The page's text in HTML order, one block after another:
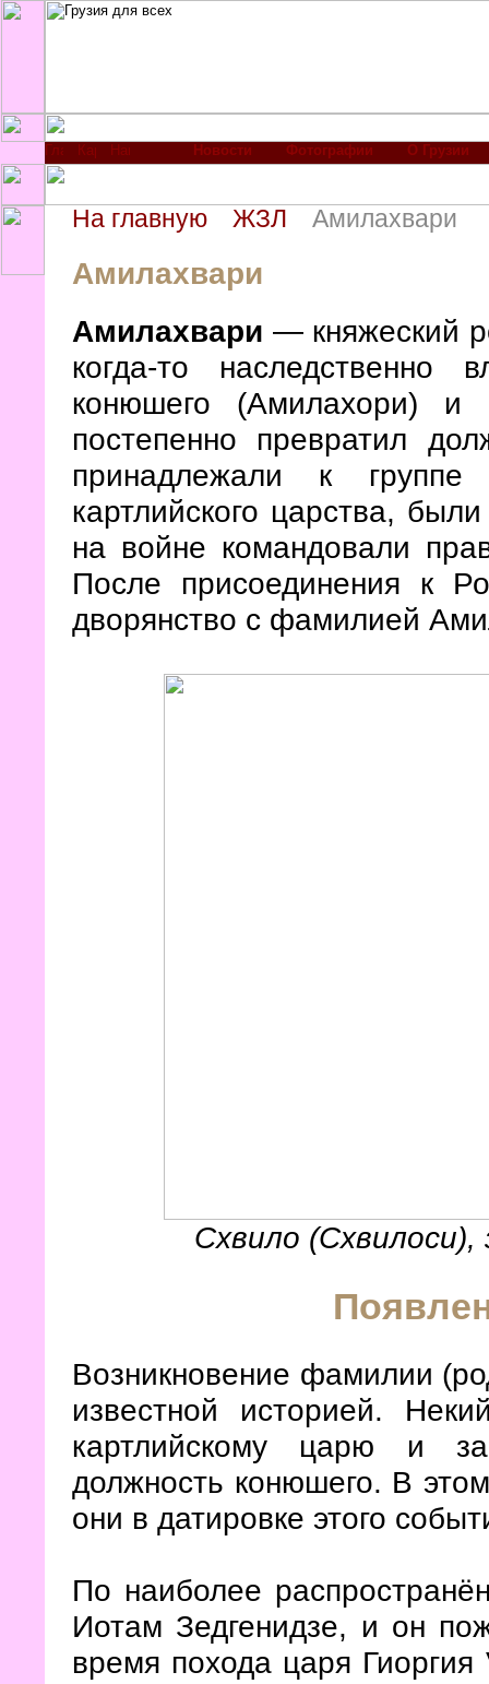
Новости Фотографии О Грузии
На главную ЖЗЛ Амилахвари
Амилахвари
Амилахвари — княжеский
когда-то наследственно
конюшего (Амилахори)
постепенно превратил
принадлежали к группе
картлийского царства,
на войне командовали
После присоединения к
дворянство с фамилией
Схвило (Схвилоси),
Возникновение фамилии
известной историей.
картлийскому царю и
должность конюшего. В
они в датировке этого
По наиболее
Иотам Зедгенидзе, и он
время похода царя